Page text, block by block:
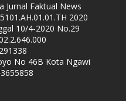
Jurnal Faktual News
2020
10/4-2020 No.29
No 46B Kota Ngawi